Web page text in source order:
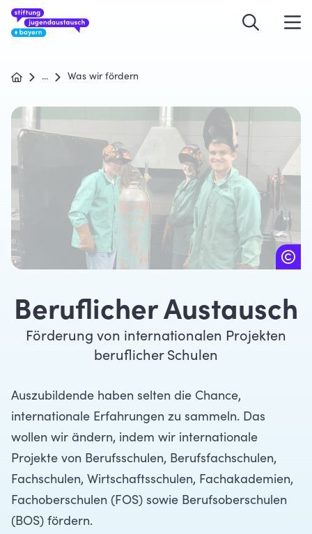
... Was wir fördern
Beruflicher Austausch
Förderung von internationalen Projekten
beruflicher Schulen
Auszubildende haben selten die Chance,
internationale Erfahrungen zu sammeln. Das
wollen wir ändern, indem wir internationale
Projekte von Berufsschulen, Berufsfachschulen,
Fachschulen, Wirtschaftsschulen, Fachakademien,
Fachoberschulen (FOS) sowie Berufsoberschulen
(BOS) fördern.